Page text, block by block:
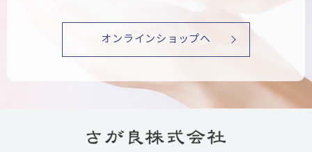
オンラインショップへ